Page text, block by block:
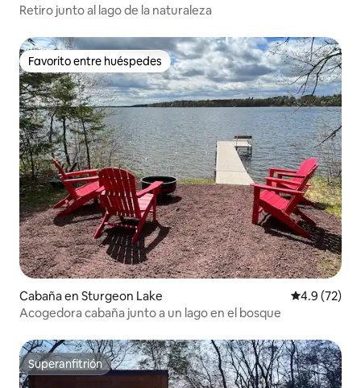
Retiro junto al lago de la naturaleza
Favorito entre huéspedes
Favorito entre huéspedes
Cabaña en Sturgeon Lake Calificación
4.9 (72)
Acogedora cabaña junto a un lago en el bosque
Superanfitrión
Superanfitrión